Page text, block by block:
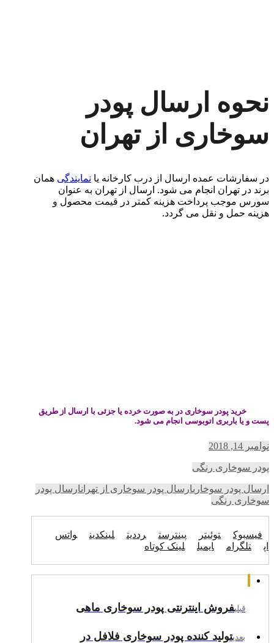
نحوه ارسال پودر
سوخاری از تهران
در سفارشات عمده ارسال از درب کارخانه یا نمایندگی همان
برند در تهران انجام می شود. ارسال از تهران به عنوان
سورس موجب پرداخت هزینه کمتر در قیمت محصول و
هزینه حمل و نقل می گردد.
خرید پودر سوخاری در به صورت خرده یا جزئی با ارسال از طریق
پست و یا باربری اتوبوسی انجام می شود.
نوامبر 14, 2018
پودر سوخاری رنگی
ارسال پودر سوخاریارسال پودر سوخاری از تهرانارسال پودر
سوخاری رنگی
فیسبوک توئیتر پینترست رددیت لینکدین
واتس
اپ
تلگرام ایمیل لینک کوتاه
قبلیفروش اینترنتی پودر سوخاری ماهی
بعدیتولید کننده پودر سوخاری فلافل در